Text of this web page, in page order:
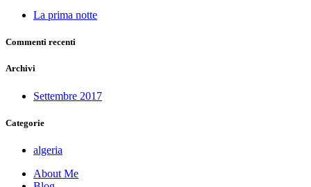
La prima notte
Commenti recenti
Archivi
Settembre 2017
Categorie
algeria
About Me